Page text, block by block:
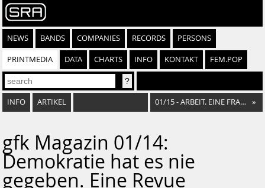
NEWS BANDS COMPANIES RECORDS PERSONS
PRINTMEDIA DATA CHARTS INFO KONTAKT FEM.POP
INFO ARTIKEL 01/15 - ARBEIT. EINE FRAGE DER KULTUR »
gfk Magazin 01/14:
Demokratie hat es nie
gegeben. Eine Revue